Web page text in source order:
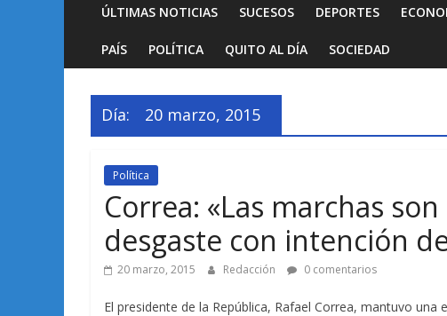
ÚLTIMAS NOTICIAS SUCESOS DEPORTES
PAÍS POLÍTICA QUITO AL DÍA SOCIEDAD
Día: 20 marzo, 2015
Política
Correa: «Las marchas
desgaste con intención
20 marzo, 2015 Redacción 0 comentarios
El presidente de la República, Rafael Correa, mantuvo